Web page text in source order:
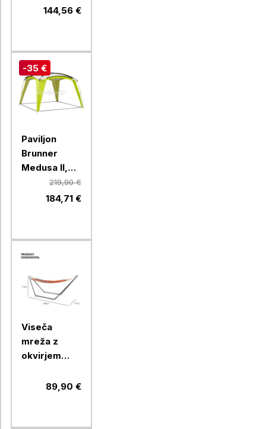
144,56 €
-35 €
Paviljon
Brunner
Medusa II,
0102034NC30,
300 x 300
219,90 €
184,71 €
Viseča
mreža z
okvirjem
VONDV-89,90 €